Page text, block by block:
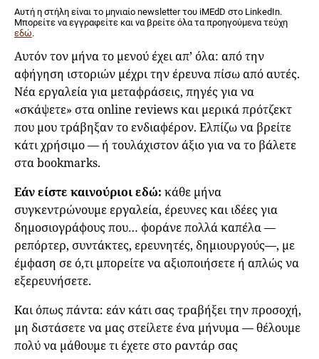
Αυτή η στήλη είναι το μηνιαίο newsletter του iMEdD στο LinkedIn.
Μπορείτε να εγγραφείτε και να βρείτε όλα τα προηγούμενα τεύχη
εδώ.
Αυτόν τον μήνα το μενού έχει απ’ όλα: από την
αφήγηση ιστοριών μέχρι την έρευνα πίσω από αυτές.
Νέα εργαλεία για μεταφράσεις, πηγές για να
«σκάψετε» στα online reviews και μερικά πρότζεκτ
που μου τράβηξαν το ενδιαφέρον. Ελπίζω να βρείτε
κάτι χρήσιμο — ή τουλάχιστον άξιο για να το βάλετε
στα bookmarks.
Εάν είστε καινούριοι εδώ: κάθε μήνα
συγκεντρώνουμε εργαλεία, έρευνες και ιδέες για
δημοσιογράφους που… φοράνε πολλά καπέλα —
ρεπόρτερ, συντάκτες, ερευνητές, δημιουργούς—, με
έμφαση σε ό,τι μπορείτε να αξιοποιήσετε ή απλώς να
εξερευνήσετε.
Και όπως πάντα: εάν κάτι σας τραβήξει την προσοχή,
μη διστάσετε να μας στείλετε ένα μήνυμα — θέλουμε
πολύ να μάθουμε τι έχετε στο ραντάρ σας